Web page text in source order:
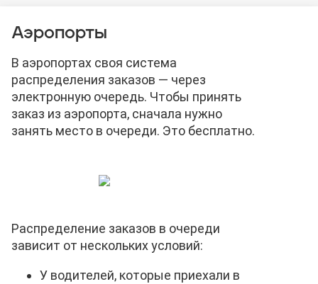
Аэропорты
В аэропортах своя система
распределения заказов — через
электронную очередь. Чтобы принять
заказ из аэропорта, сначала нужно
занять место в очереди. Это бесплатно.
Распределение заказов в очереди
зависит от нескольких условий:
У водителей, которые приехали в